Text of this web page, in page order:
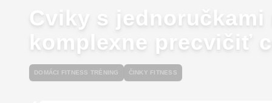
Cviky s jednoručkami
komplexne precvičiť
DOMÁCI FITNESS TRÉNING ČINKY FITNESS